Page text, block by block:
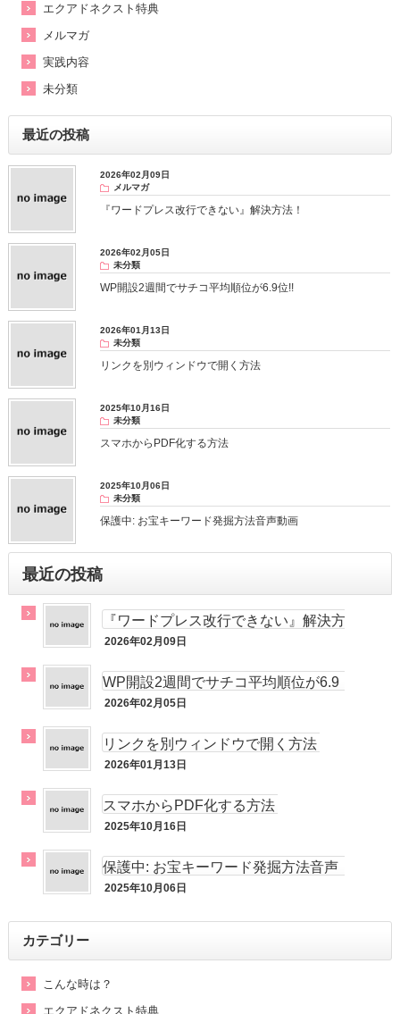
エクアドネクスト特典
メルマガ
実践内容
未分類
最近の投稿
2026年02月09日
メルマガ
『ワードプレス改行できない』解決方法！
2026年02月05日
未分類
WP開設2週間でサチコ平均順位が6.9位!!
2026年01月13日
未分類
リンクを別ウィンドウで開く方法
2025年10月16日
未分類
スマホからPDF化する方法
2025年10月06日
未分類
保護中: お宝キーワード発掘方法音声動画
最近の投稿
『ワードプレス改行できない』解決方
法！
2026年02月09日
WP開設2週間でサチコ平均順位が6.9
位!!
2026年02月05日
リンクを別ウィンドウで開く方法
2026年01月13日
スマホからPDF化する方法
2025年10月16日
保護中: お宝キーワード発掘方法音声
動画
2025年10月06日
カテゴリー
こんな時は？
エクアドネクスト特典